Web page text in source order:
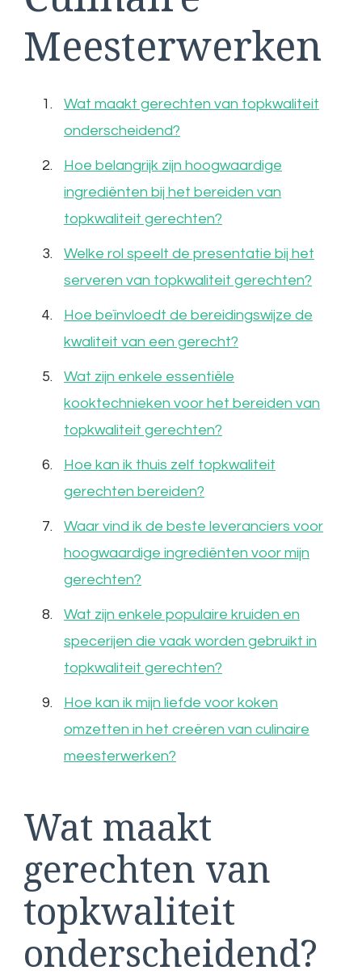
Meesterwerken
Wat maakt gerechten van topkwaliteit
onderscheidend?
Hoe belangrijk zijn hoogwaardige
ingrediënten bij het bereiden van
topkwaliteit gerechten?
Welke rol speelt de presentatie bij het
serveren van topkwaliteit gerechten?
Hoe beïnvloedt de bereidingswijze de
kwaliteit van een gerecht?
Wat zijn enkele essentiële
kooktechnieken voor het bereiden van
topkwaliteit gerechten?
Hoe kan ik thuis zelf topkwaliteit
gerechten bereiden?
Waar vind ik de beste leveranciers voor
hoogwaardige ingrediënten voor mijn
gerechten?
Wat zijn enkele populaire kruiden en
specerijen die vaak worden gebruikt in
topkwaliteit gerechten?
Hoe kan ik mijn liefde voor koken
omzetten in het creëren van culinaire
meesterwerken?
Wat maakt
gerechten van
topkwaliteit
onderscheidend?